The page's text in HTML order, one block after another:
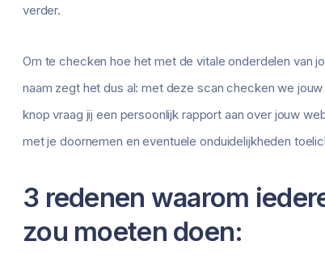
verder.
Om te checken hoe het met de vitale onderdelen van
naam zegt het dus al: met deze scan checken we
knop vraag jij een persoonlijk rapport aan over jouw
met je doornemen en eventuele onduidelijkheden
3 redenen waarom
zou moeten doen: